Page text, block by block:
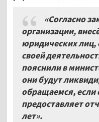
«Согласно
организации,
юридических лиц,
своей
пояснили в
они будут
обращаемся, если
предоставляет
лет».